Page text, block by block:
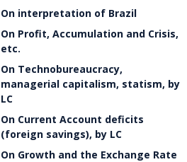
On interpretation of Brazil
On Profit, Accumulation and Crisis,
etc.
On Technobureaucracy,
managerial capitalism, statism, by
LC
On Current Account deficits
(foreign savings), by LC
On Growth and the Exchange Rate